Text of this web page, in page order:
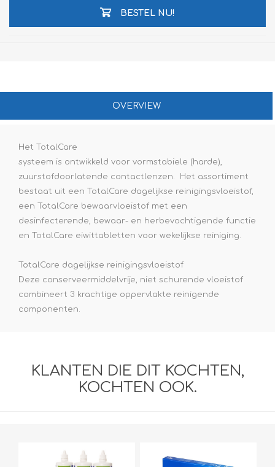
BESTEL NU!
OVERVIEW
Het TotalCare
systeem is ontwikkeld voor vormstabiele (harde),
zuurstofdoorlatende contactlenzen. Het assortiment
bestaat uit een TotalCare dagelijkse reinigingsvloeistof,
een TotalCare bewaarvloeistof met een
desinfecterende, bewaar- en herbevochtigende functie
en TotalCare eiwittabletten voor wekelijkse reiniging.
TotalCare dagelijkse reinigingsvloeistof
Deze conserveermiddelvrije, niet schurende vloeistof
combineert 3 krachtige oppervlakte reinigende
componenten.
KLANTEN DIE DIT KOCHTEN,
KOCHTEN OOK.